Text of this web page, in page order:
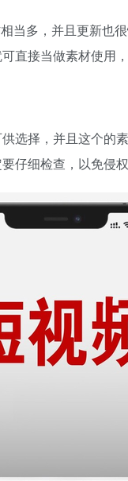
当多，并且更新也
直接当做素材使用，
选择，并且这个的
仔细检查，以免侵权